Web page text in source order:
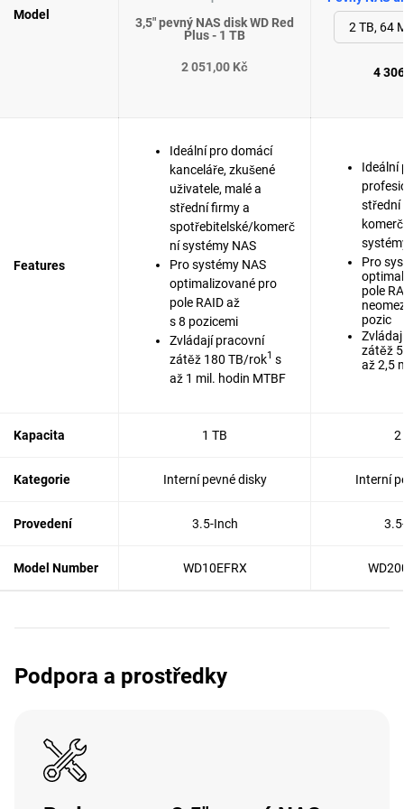
Model
3,5" pevný NAS disk WD Red
Plus - 1 TB
2 051,00 Kč 4
Features
Ideální pro domácí
kanceláře, zkušené
uživatele, malé a
střední firmy a
spotřebitelské/komerč
ní systémy NAS
Pro systémy NAS
optimalizované pro
pole RAID až
s 8 pozicemi
Zvládají pracovní
zátěž 180 TB/rok1 s
až 1 mil. hodin MTBF
Ideální
střední
Pro
pole
pozic
zátěž
až 2,5
Kapacita 1 TB 2
Kategorie Interní pevné disky Interní
Provedení 3.5-Inch
Model Number WD10EFRX
Podpora a prostředky